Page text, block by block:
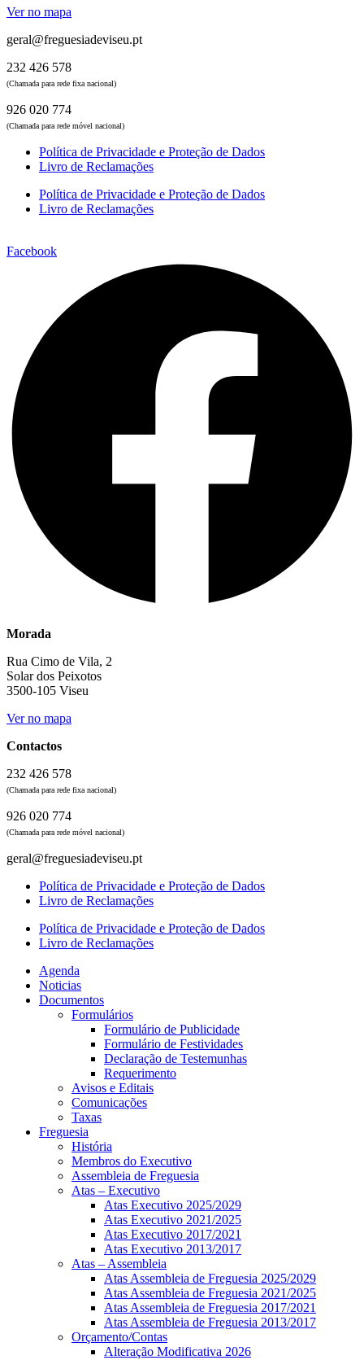
Ver no mapa
geral@freguesiadeviseu.pt
232 426 578
(Chamada para rede fixa nacional)
926 020 774
(Chamada para rede móvel nacional)
Política de Privacidade e Proteção de Dados
Livro de Reclamações
Política de Privacidade e Proteção de Dados
Livro de Reclamações
Facebook
Morada
Rua Cimo de Vila, 2
Solar dos Peixotos
3500-105 Viseu
Ver no mapa
Contactos
232 426 578
(Chamada para rede fixa nacional)
926 020 774
(Chamada para rede móvel nacional)
geral@freguesiadeviseu.pt
Política de Privacidade e Proteção de Dados
Livro de Reclamações
Política de Privacidade e Proteção de Dados
Livro de Reclamações
Agenda
Noticias
Documentos
Formulários
Formulário de Publicidade
Formulário de Festividades
Declaração de Testemunhas
Requerimento
Avisos e Editais
Comunicações
Taxas
Freguesia
História
Membros do Executivo
Assembleia de Freguesia
Atas – Executivo
Atas Executivo 2025/2029
Atas Executivo 2021/2025
Atas Executivo 2017/2021
Atas Executivo 2013/2017
Atas – Assembleia
Atas Assembleia de Freguesia 2025/2029
Atas Assembleia de Freguesia 2021/2025
Atas Assembleia de Freguesia 2017/2021
Atas Assembleia de Freguesia 2013/2017
Orçamento/Contas
Alteração Modificativa 2026